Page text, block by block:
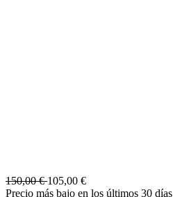
150,00 €105,00 €
Precio más bajo en los últimos 30